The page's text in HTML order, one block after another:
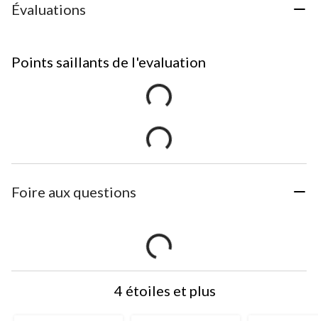
Évaluations
Points saillants de l'evaluation
Foire aux questions
4 étoiles et plus